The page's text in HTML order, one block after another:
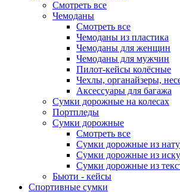
Смотреть все
Чемоданы
Смотреть все
Чемоданы из пластика
Чемоданы для женщин
Чемоданы для мужчин
Пилот-кейсы колёсные
Чехлы, органайзеры,
Аксессуары для багажа
Сумки дорожные на колесах
Портпледы
Сумки дорожные
Смотреть все
Сумки дорожные из
Сумки дорожные из
Сумки дорожные из
Бьюти - кейсы
Спортивные сумки